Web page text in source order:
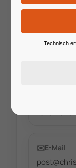
Start
10.10.2026
✉️E-Mail
Technisch